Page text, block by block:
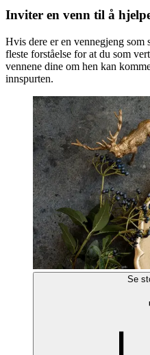
Inviter en venn til å
Hvis dere er en vennegjeng som
fleste forståelse for at du som
vennene dine om hen kan
innspurten.
Se